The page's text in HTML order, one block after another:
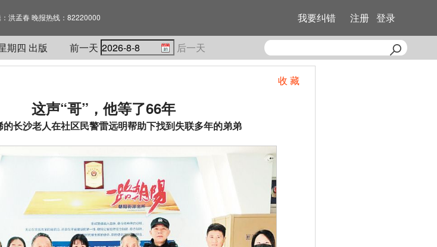
洪孟春 晚报热线：82220000 我要纠错 注册 登录
期四 出版 前一天 后一天
收 藏
这声“哥”，他等了66年
的长沙老人在社区民警雷远明帮助下找到失联多年的弟弟